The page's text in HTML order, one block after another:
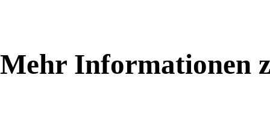
Mehr Informationen